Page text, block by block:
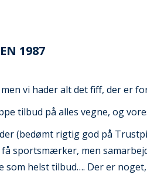
1987
vi hader alt det fiff, der er
tilbud på alles vegne, og
(bedømt rigtig god på
sportsmærker, men
helst tilbud…. Der er